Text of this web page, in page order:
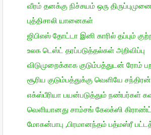
வீரம் தனக்கு நிச்சயம் ஒரு
புத்திசாலி யானைகள்
ஜிபிஎஸ் தோட்டா இனி காரில் தப்பும்
உலக டெஸ்ட் தரப்படுத்தல்கள் அறிவிப்பு
விடுமுறைக்காக குடும்பத்துடன் ரோம்
சூரிய குடும்பத்துக்கு வெளியே சந்திரன்
எக்ஸ்பீரியா பயன்படுத்தும் நண்பர்கள்
வெளியானது சாம்சங் கேலக்ஸி
மோகன்பாபு ,பிரமானந்தம் பத்மஸ்ரீ